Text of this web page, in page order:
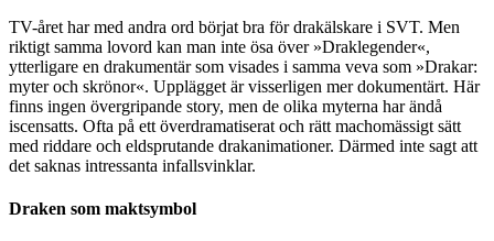
TV-året har med andra ord börjat bra för drakälskare i SVT. Men
riktigt samma lovord kan man inte ösa över »Draklegender«,
ytterligare en drakumentär som visades i samma veva som »Drakar:
myter och skrönor«. Upplägget är visserligen mer dokumentärt. Här
finns ingen övergripande story, men de olika myterna har ändå
iscensatts. Ofta på ett överdramatiserat och rätt machomässigt sätt
med riddare och eldsprutande drakanimationer. Därmed inte sagt att
det saknas intressanta infallsvinklar.
Draken som maktsymbol